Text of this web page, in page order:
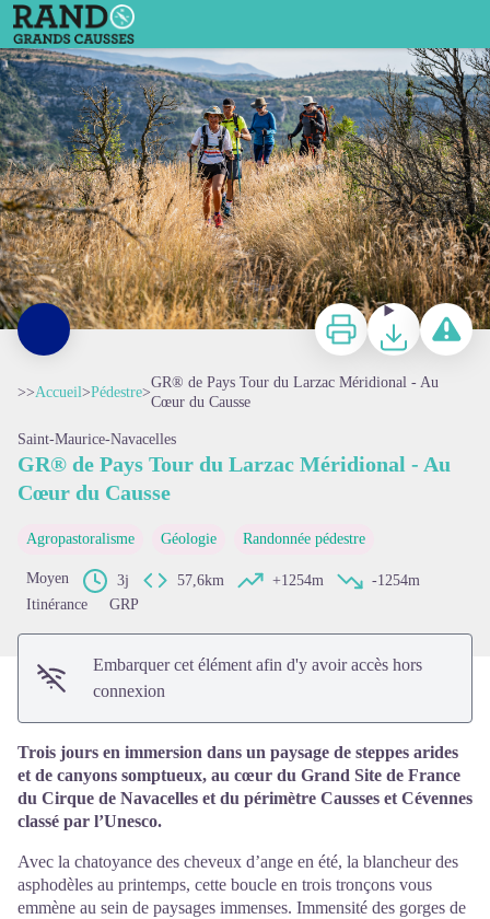
GR® de Pays Tour du Larzac Méridional - Au Cœur du Causse
ImprimerTéléchargerSignaler
>>Accueil>Pédestre>
GR® de Pays Tour du Larzac Méridional - Au
Cœur du Causse
Saint-Maurice-Navacelles
GR® de Pays Tour du Larzac Méridional - Au
Cœur du Causse
Agropastoralisme Géologie Randonnée pédestre
Moyen 3j 57,6km +1254m
-1254m
Itinérance
GRP
Embarquer cet élément afin d'y avoir accès hors
connexion
Trois jours en immersion dans un paysage de steppes arides
et de canyons somptueux, au cœur du Grand Site de France
du Cirque de Navacelles et du périmètre Causses et Cévennes
classé par l’Unesco.
Avec la chatoyance des cheveux d’ange en été, la blancheur des
asphodèles au printemps, cette boucle en trois tronçons vous
emmène au sein de paysages immenses. Immensité des gorges de